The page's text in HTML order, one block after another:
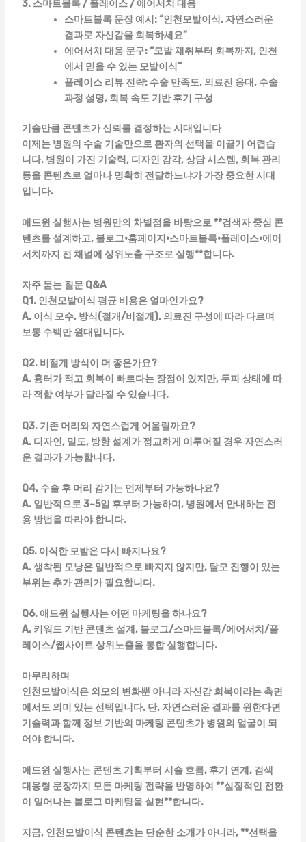
3. 스마트블록 / 플레이스 / 에어서치 대응
스마트블록 문장 예시: “인천모발이식, 자연스러운
결과로 자신감을 회복하세요”
에어서치 대응 문구: “모발 채취부터 회복까지, 인천
에서 믿을 수 있는 모발이식”
플레이스 리뷰 전략: 수술 만족도, 의료진 응대, 수술
과정 설명, 회복 속도 기반 후기 구성
기술만큼 콘텐츠가 신뢰를 결정하는 시대입니다
이제는 병원의 수술 기술만으로 환자의 선택을 이끌기 어렵습
니다. 병원이 가진 기술력, 디자인 감각, 상담 시스템, 회복 관리
등을 콘텐츠로 얼마나 명확히 전달하느냐가 가장 중요한 시대
입니다.
애드윈 실행사는 병원만의 차별점을 바탕으로 **검색자 중심 콘
텐츠를 설계하고, 블로그·홈페이지·스마트블록·플레이스·에어
서치까지 전 채널에 상위노출 구조로 실행**합니다.
자주 묻는 질문 Q&A
Q1. 인천모발이식 평균 비용은 얼마인가요?
A. 이식 모수, 방식(절개/비절개), 의료진 구성에 따라 다르며
보통 수백만 원대입니다.
Q2. 비절개 방식이 더 좋은가요?
A. 흉터가 적고 회복이 빠르다는 장점이 있지만, 두피 상태에 따
라 적합 여부가 달라질 수 있습니다.
Q3. 기존 머리와 자연스럽게 어울릴까요?
A. 디자인, 밀도, 방향 설계가 정교하게 이루어질 경우 자연스러
운 결과가 가능합니다.
Q4. 수술 후 머리 감기는 언제부터 가능하나요?
A. 일반적으로 3~5일 후부터 가능하며, 병원에서 안내하는 전
용 방법을 따라야 합니다.
Q5. 이식한 모발은 다시 빠지나요?
A. 생착된 모낭은 일반적으로 빠지지 않지만, 탈모 진행이 있는
부위는 추가 관리가 필요합니다.
Q6. 애드윈 실행사는 어떤 마케팅을 하나요?
A. 키워드 기반 콘텐츠 설계, 블로그/스마트블록/에어서치/플
레이스/웹사이트 상위노출을 통합 실행합니다.
마무리하며
인천모발이식은 외모의 변화뿐 아니라 자신감 회복이라는 측면
에서도 의미 있는 선택입니다. 단,자연스러운 결과를 원한다면
기술력과 함께 정보 기반의 마케팅 콘텐츠가 병원의 얼굴이 되
어야 합니다.
애드윈 실행사는 콘텐츠 기획부터 시술 흐름, 후기 연계, 검색
대응형 문장까지 모든 마케팅 전략을 반영하여 **실질적인 전환
이 일어나는 블로그 마케팅을 실현**합니다.
지금, 인천모발이식 콘텐츠는 단순한 소개가 아니라, **선택을